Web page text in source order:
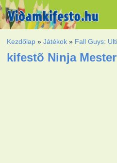
Kezdőlap »Játékok » Fall Guys:
kifestõ Ninja